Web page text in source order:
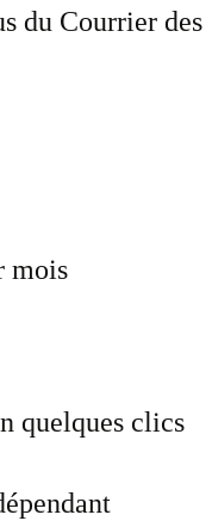
du Courrier des
mois
quelques clics